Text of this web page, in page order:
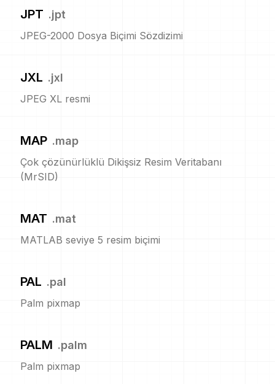
JPT .jpt
JPEG-2000 Dosya Biçimi Sözdizimi
JXL .jxl
JPEG XL resmi
MAP .map
Çok çözünürlüklü Dikişsiz Resim Veritabanı
(MrSID)
MAT .mat
MATLAB seviye 5 resim biçimi
PAL .pal
Palm pixmap
PALM .palm
Palm pixmap